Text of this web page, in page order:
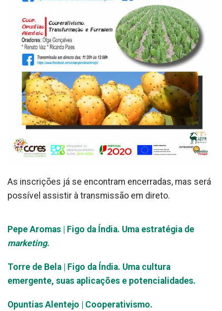
As inscrições já se encontram encerradas, mas será
possível assistir à transmissão em direto.
Pepe Aromas | Figo da Índia. Uma estratégia de
marketing.
Torre de Bela | Figo da Índia. Uma cultura
emergente, suas aplicações e potencialidades.
Opuntias Alentejo | Cooperativismo.